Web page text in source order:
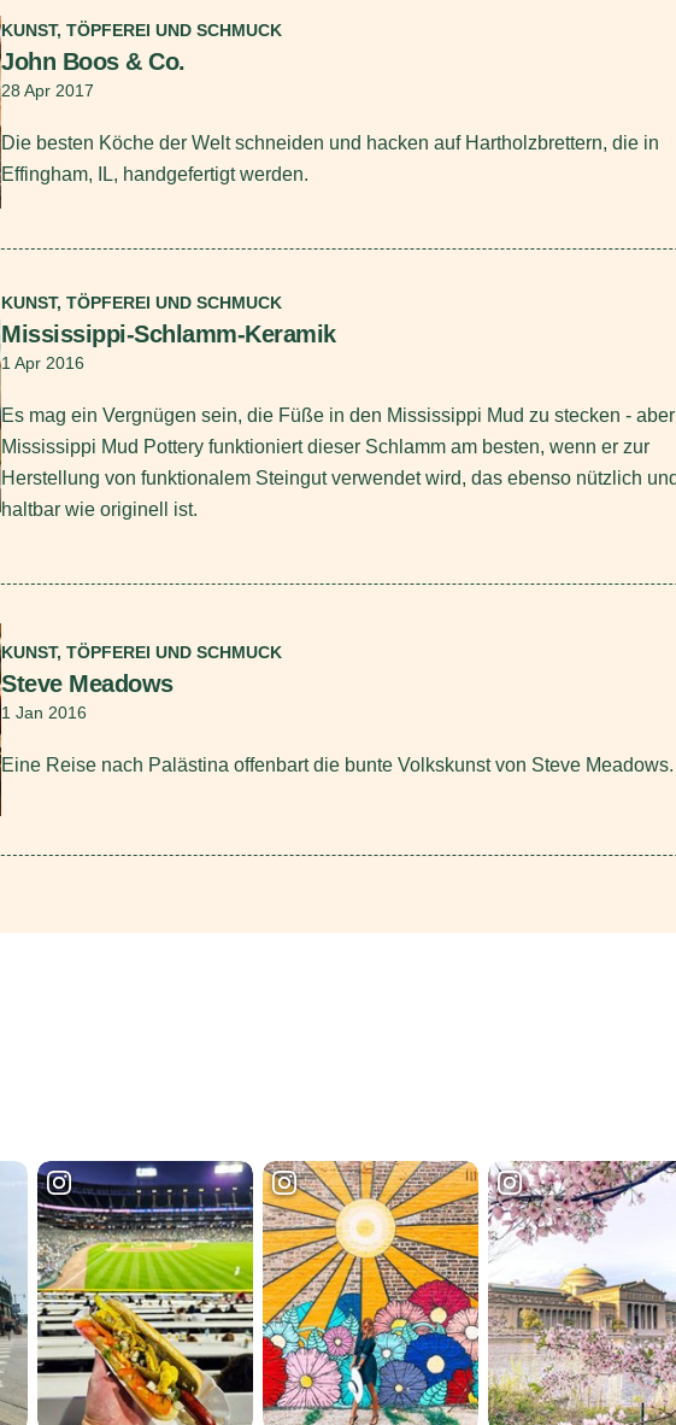
KUNST, TÖPFEREI UND SCHMUCK
John Boos & Co.
28 Apr 2017
Die besten Köche der Welt schneiden und hacken auf Hartholzbrettern, die in
Effingham, IL, handgefertigt werden.
KUNST, TÖPFEREI UND SCHMUCK
Mississippi-Schlamm-Keramik
1 Apr 2016
Es mag ein Vergnügen sein, die Füße in den Mississippi Mud zu stecken -
Mississippi Mud Pottery funktioniert dieser Schlamm am besten, wenn er zur
Herstellung von funktionalem Steingut verwendet wird, das ebenso nützlich
haltbar wie originell ist.
KUNST, TÖPFEREI UND SCHMUCK
Steve Meadows
1 Jan 2016
Eine Reise nach Palästina offenbart die bunte Volkskunst von Steve Meadows.